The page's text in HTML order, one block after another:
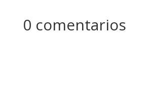
0 comentarios